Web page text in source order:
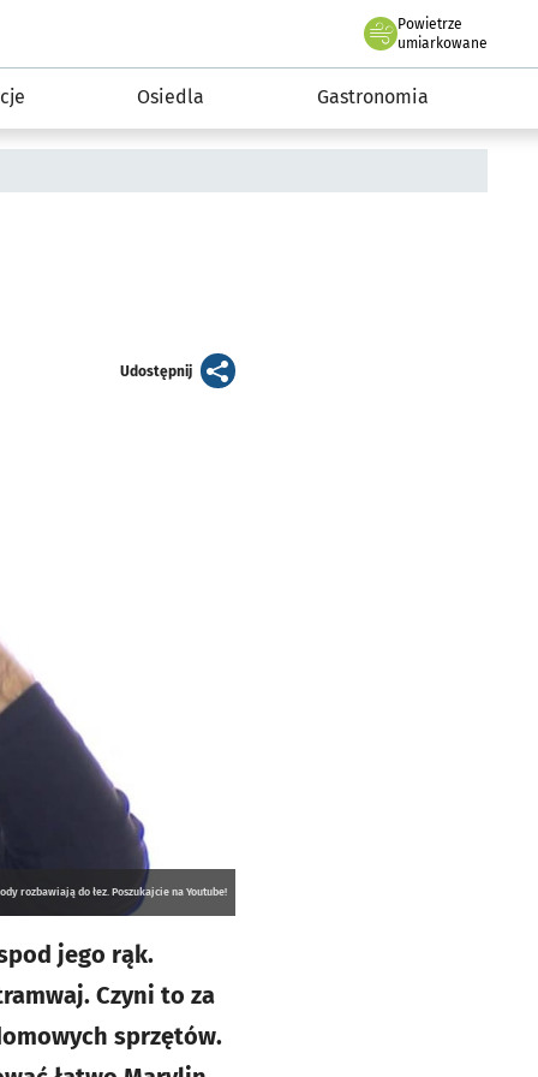
Powietrze
we Wrocławiu
umiarkowane
Osiedla Gastronomia
Udostępnijartykuł
rozbawiają do łez. Poszukajcie na Youtube!
jego rąk.
Czyni to za
sprzętów.